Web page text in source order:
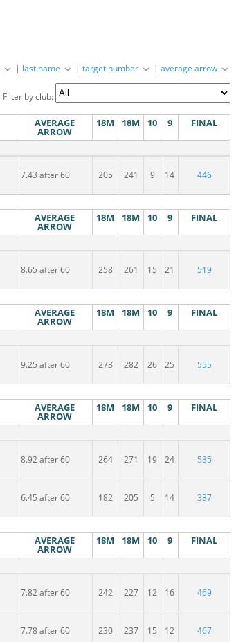
| last name |target number |average arrow
Filter by club:
AVERAGE
ARROW
18M 18M 10 9 FINAL
7.43 after 60 205 241 9 14 446
AVERAGE
ARROW
18M 18M 10 9 FINAL
8.65 after 60 258 261 15 21 519
AVERAGE
ARROW
18M 18M 10 9 FINAL
9.25 after 60 273 282 26 25 555
AVERAGE
ARROW
18M 18M 10 9 FINAL
8.92 after 60 264 271 19 24 535
6.45 after 60 182 205 5 14 387
AVERAGE
ARROW
18M 18M 10 9 FINAL
7.82 after 60 242 227 12 16 469
7.78 after 60 230 237 15 12 467